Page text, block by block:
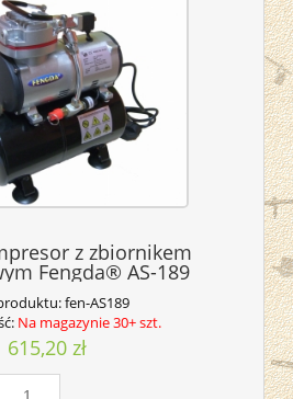
z zbiornikem
Fengda® AS-189
fen-AS189
Na magazynie 30+ szt.
615,20 zł